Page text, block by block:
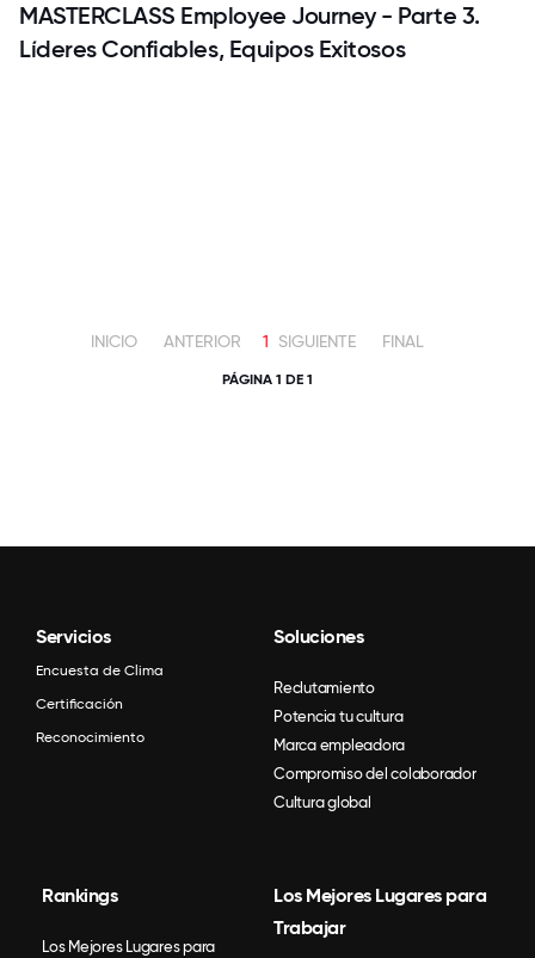
MASTERCLASS Employee Journey - Parte 3.
Líderes Confiables, Equipos Exitosos
INICIO ANTERIOR 1 SIGUIENTE FINAL
PÁGINA 1 DE 1
Servicios
Encuesta de Clima
Certificación
Reconocimiento
Soluciones
Reclutamiento
Potencia tu cultura
Marca empleadora
Compromiso del colaborador
Cultura global
Rankings
Los Mejores Lugares para
Los Mejores Lugares para
Trabajar